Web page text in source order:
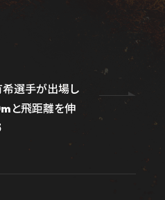
選手が出場し
と飛距離を伸